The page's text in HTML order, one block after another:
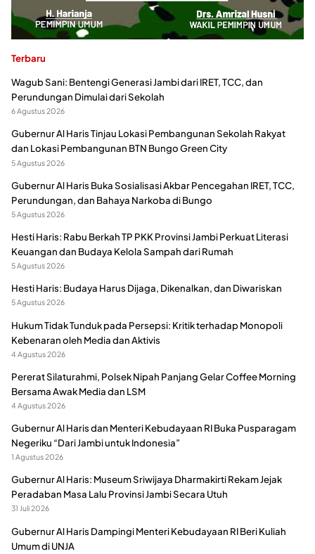
Terbaru
Wagub Sani: Bentengi Generasi Jambi dari IRET, TCC, dan
Perundungan Dimulai dari Sekolah
6 Agustus 2026
Gubernur Al Haris Tinjau Lokasi Pembangunan Sekolah Rakyat
dan Lokasi Pembangunan BTN Bungo Green City
5 Agustus 2026
Gubernur Al Haris Buka Sosialisasi Akbar Pencegahan IRET, TCC,
Perundungan, dan Bahaya Narkoba di Bungo
5 Agustus 2026
Hesti Haris: Rabu Berkah TP PKK Provinsi Jambi Perkuat Literasi
Keuangan dan Budaya Kelola Sampah dari Rumah
5 Agustus 2026
Hesti Haris: Budaya Harus Dijaga, Dikenalkan, dan Diwariskan
5 Agustus 2026
Hukum Tidak Tunduk pada Persepsi: Kritik terhadap Monopoli
Kebenaran oleh Media dan Aktivis
4 Agustus 2026
Pererat Silaturahmi, Polsek Nipah Panjang Gelar Coffee Morning
Bersama Awak Media dan LSM
4 Agustus 2026
Gubernur Al Haris dan Menteri Kebudayaan RI Buka Pusparagam
Negeriku “Dari Jambi untuk Indonesia”
1 Agustus 2026
Gubernur Al Haris: Museum Sriwijaya Dharmakirti Rekam Jejak
Peradaban Masa Lalu Provinsi Jambi Secara Utuh
31 Juli 2026
Gubernur Al Haris Dampingi Menteri Kebudayaan RI Beri Kuliah
Umum di UNJA